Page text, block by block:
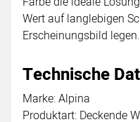
Wert auf langlebigen
Erscheinungsbild legen.
Technische
Marke: Alpina
Produktart: Deckende